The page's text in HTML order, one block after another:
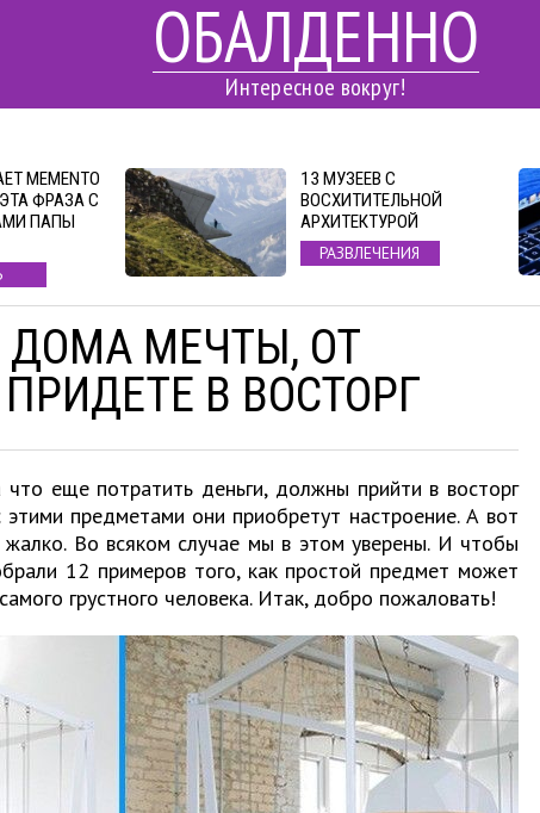
ОБАЛДЕННО
Интересное вокруг!
MEMENTO
ЭТА ФРАЗА С
ПАПЫ
13 МУЗЕЕВ С
ВОСХИТИТЕЛЬНОЙ
АРХИТЕКТУРОЙ
РАЗВЛЕЧЕНИЯ
ДОМА МЕЧТЫ, ОТ
В ВОСТОРГ
еще потратить деньги, должны прийти в восторг
предметами они приобретут настроение. А вот
жалко. Во всяком случае мы в этом уверены. И чтобы
12 примеров того, как простой предмет может
грустного человека. Итак, добро пожаловать!